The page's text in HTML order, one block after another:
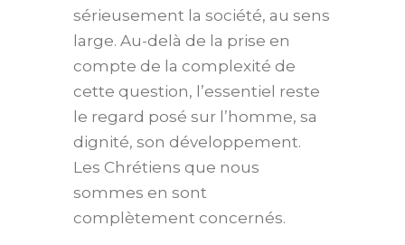
sérieusement la société, au sens
large. Au-delà de la prise en
compte de la complexité de
cette question, l’essentiel reste
le regard posé sur l’homme, sa
dignité, son développement.
Les Chrétiens que nous
sommes en sont
complètement concernés.